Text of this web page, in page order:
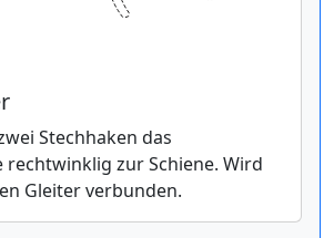
Stechhaken das
rechtwinklig zur Schiene. Wird
Gleiter verbunden.